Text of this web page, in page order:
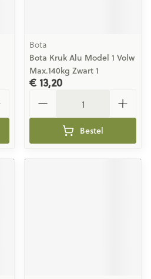
Bota
Bota Kruk Alu Model 1 Volw
Max.140kg Zwart 1
€ 13,20
Bestel